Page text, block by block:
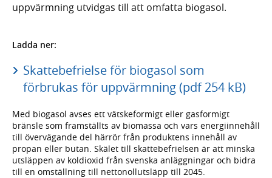
uppvärmning utvidgas till att omfatta biogasol.
Ladda ner:
Skattebefrielse för biogasol som
förbrukas för uppvärmning (pdf 254 kB)
Med biogasol avses ett vätskeformigt eller gasformigt
bränsle som framställts av biomassa och vars energiinnehåll
till övervägande del härrör från produktens innehåll av
propan eller butan. Skälet till skattebefrielsen är att minska
utsläppen av koldioxid från svenska anläggningar och bidra
till en omställning till nettonollutsläpp till 2045.